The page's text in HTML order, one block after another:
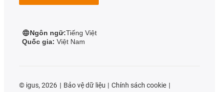
Ngôn ngữ:Tiếng Việt
Quốc gia: Việt Nam
© igus, 2026 Bảo vệ dữ liệu
Chính sách cookie